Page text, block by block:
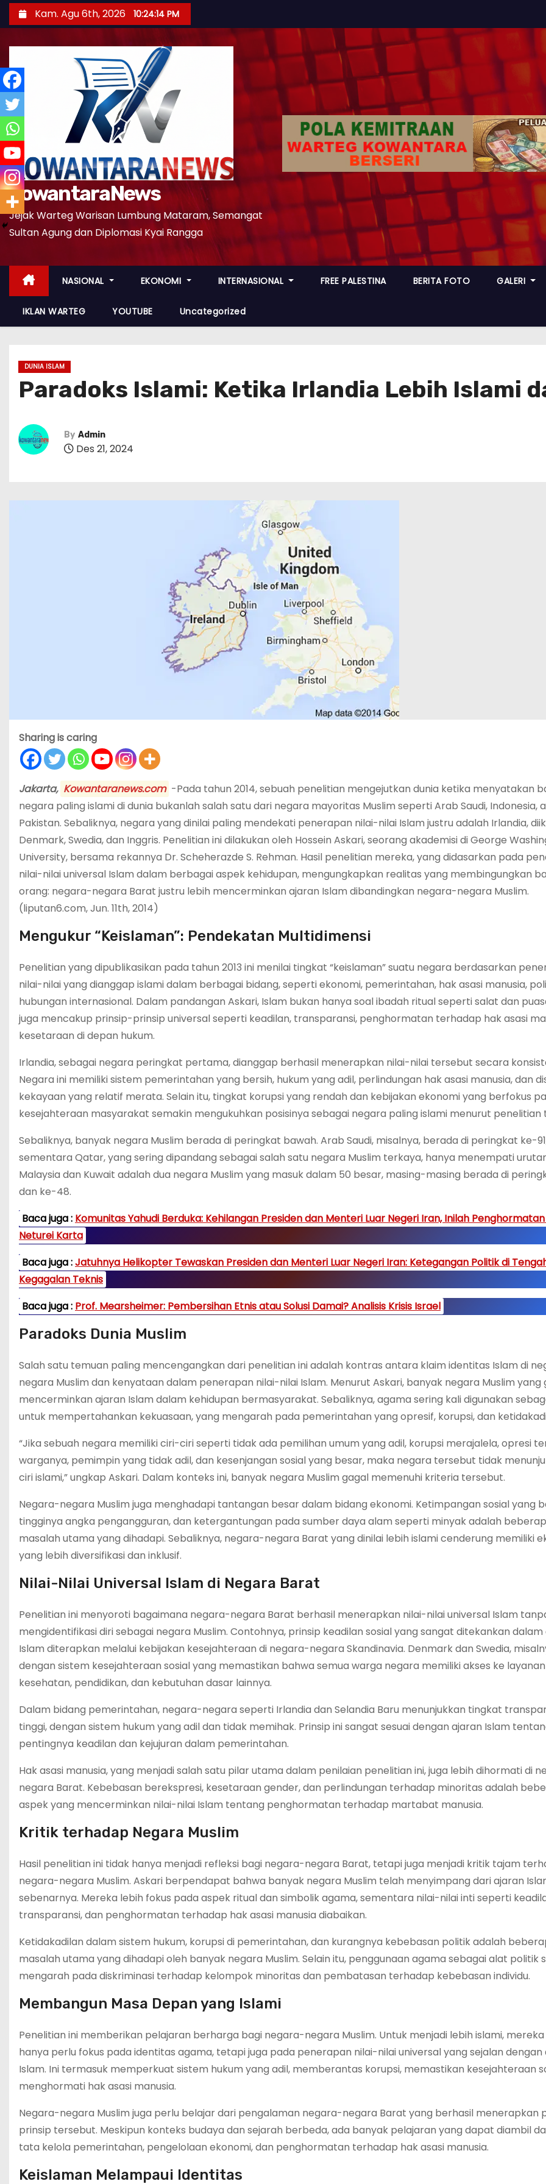
k
t
o
n
e
t
Kam. Agu 6th, 2026 10:24:15 PM
KowantaraNews
Jejak Warteg Warisan Lumbung Mataram, Semangat
Sultan Agung dan Diplomasi Kyai Rangga
NASIONAL EKONOMI INTERNASIONAL FREE PALESTINA BERITA FOTO GALERI
IKLAN WARTEG YOUTUBE Uncategorized
DUNIA ISLAM
Paradoks Islami: Ketika Irlandia Lebih Islami
By Admin
Des 21, 2024
Sharing is caring
Jakarta, Kowantaranews.com -Pada tahun 2014, sebuah penelitian mengejutkan dunia ketika menyatakan
negara paling islami di dunia bukanlah salah satu dari negara mayoritas Muslim seperti Arab Saudi, Indonesia,
Pakistan. Sebaliknya, negara yang dinilai paling mendekati penerapan nilai-nilai Islam justru adalah Irlandia,
Denmark, Swedia, dan Inggris. Penelitian ini dilakukan oleh Hossein Askari, seorang akademisi di George
University, bersama rekannya Dr. Scheherazde S. Rehman. Hasil penelitian mereka, yang didasarkan pada
nilai-nilai universal Islam dalam berbagai aspek kehidupan, mengungkapkan realitas yang membingungkan
orang: negara-negara Barat justru lebih mencerminkan ajaran Islam dibandingkan negara-negara Muslim.
(liputan6.com, Jun. 11th, 2014)
Mengukur “Keislaman”: Pendekatan Multidimensi
Penelitian yang dipublikasikan pada tahun 2013 ini menilai tingkat “keislaman” suatu negara berdasarkan
nilai-nilai yang dianggap islami dalam berbagai bidang, seperti ekonomi, pemerintahan, hak asasi manusia,
hubungan internasional. Dalam pandangan Askari, Islam bukan hanya soal ibadah ritual seperti salat dan
juga mencakup prinsip-prinsip universal seperti keadilan, transparansi, penghormatan terhadap hak asasi
kesetaraan di depan hukum.
Irlandia, sebagai negara peringkat pertama, dianggap berhasil menerapkan nilai-nilai tersebut secara
Negara ini memiliki sistem pemerintahan yang bersih, hukum yang adil, perlindungan hak asasi manusia, dan
kekayaan yang relatif merata. Selain itu, tingkat korupsi yang rendah dan kebijakan ekonomi yang berfokus
kesejahteraan masyarakat semakin mengukuhkan posisinya sebagai negara paling islami menurut penelitian
Sebaliknya, banyak negara Muslim berada di peringkat bawah. Arab Saudi, misalnya, berada di peringkat ke-
sementara Qatar, yang sering dipandang sebagai salah satu negara Muslim terkaya, hanya menempati urutan
Malaysia dan Kuwait adalah dua negara Muslim yang masuk dalam 50 besar, masing-masing berada di
dan ke-48.
Baca juga : Komunitas Yahudi Berduka: Kehilangan Presiden dan Menteri Luar Negeri Iran, Inilah
Neturei Karta
Baca juga :Jatuhnya Helikopter Tewaskan Presiden dan Menteri Luar Negeri Iran: Ketegangan Politik di
Kegagalan Teknis
Baca juga : Prof. Mearsheimer: Pembersihan Etnis atau Solusi Damai? Analisis Krisis Israel
Paradoks Dunia Muslim
Salah satu temuan paling mencengangkan dari penelitian ini adalah kontras antara klaim identitas Islam di
negara Muslim dan kenyataan dalam penerapan nilai-nilai Islam. Menurut Askari, banyak negara Muslim yang
mencerminkan ajaran Islam dalam kehidupan bermasyarakat. Sebaliknya, agama sering kali digunakan
untuk mempertahankan kekuasaan, yang mengarah pada pemerintahan yang opresif, korupsi, dan
“Jika sebuah negara memiliki ciri-ciri seperti tidak ada pemilihan umum yang adil, korupsi merajalela, opresi
warganya, pemimpin yang tidak adil, dan kesenjangan sosial yang besar, maka negara tersebut tidak
ciri islami,” ungkap Askari. Dalam konteks ini, banyak negara Muslim gagal memenuhi kriteria tersebut.
Negara-negara Muslim juga menghadapi tantangan besar dalam bidang ekonomi. Ketimpangan sosial yang
tingginya angka pengangguran, dan ketergantungan pada sumber daya alam seperti minyak adalah
masalah utama yang dihadapi. Sebaliknya, negara-negara Barat yang dinilai lebih islami cenderung memiliki
yang lebih diversifikasi dan inklusif.
Nilai-Nilai Universal Islam di Negara Barat
Penelitian ini menyoroti bagaimana negara-negara Barat berhasil menerapkan nilai-nilai universal Islam
mengidentifikasi diri sebagai negara Muslim. Contohnya, prinsip keadilan sosial yang sangat ditekankan dalam
Islam diterapkan melalui kebijakan kesejahteraan di negara-negara Skandinavia. Denmark dan Swedia,
dengan sistem kesejahteraan sosial yang memastikan bahwa semua warga negara memiliki akses ke layanan
kesehatan, pendidikan, dan kebutuhan dasar lainnya.
Dalam bidang pemerintahan, negara-negara seperti Irlandia dan Selandia Baru menunjukkan tingkat
tinggi, dengan sistem hukum yang adil dan tidak memihak. Prinsip ini sangat sesuai dengan ajaran Islam
pentingnya keadilan dan kejujuran dalam pemerintahan.
Hak asasi manusia, yang menjadi salah satu pilar utama dalam penilaian penelitian ini, juga lebih dihormati di
negara Barat. Kebebasan berekspresi, kesetaraan gender, dan perlindungan terhadap minoritas adalah
aspek yang mencerminkan nilai-nilai Islam tentang penghormatan terhadap martabat manusia.
Kritik terhadap Negara Muslim
Hasil penelitian ini tidak hanya menjadi refleksi bagi negara-negara Barat, tetapi juga menjadi kritik tajam
negara-negara Muslim. Askari berpendapat bahwa banyak negara Muslim telah menyimpang dari ajaran
sebenarnya. Mereka lebih fokus pada aspek ritual dan simbolik agama, sementara nilai-nilai inti seperti
transparansi, dan penghormatan terhadap hak asasi manusia diabaikan.
Ketidakadilan dalam sistem hukum, korupsi di pemerintahan, dan kurangnya kebebasan politik adalah
masalah utama yang dihadapi oleh banyak negara Muslim. Selain itu, penggunaan agama sebagai alat politik
mengarah pada diskriminasi terhadap kelompok minoritas dan pembatasan terhadap kebebasan individu.
Membangun Masa Depan yang Islami
Penelitian ini memberikan pelajaran berharga bagi negara-negara Muslim. Untuk menjadi lebih islami,
hanya perlu fokus pada identitas agama, tetapi juga pada penerapan nilai-nilai universal yang sejalan dengan
Islam. Ini termasuk memperkuat sistem hukum yang adil, memberantas korupsi, memastikan kesejahteraan
menghormati hak asasi manusia.
Negara-negara Muslim juga perlu belajar dari pengalaman negara-negara Barat yang berhasil menerapkan
prinsip tersebut. Meskipun konteks budaya dan sejarah berbeda, ada banyak pelajaran yang dapat diambil
tata kelola pemerintahan, pengelolaan ekonomi, dan penghormatan terhadap hak asasi manusia.
Keislaman Melampaui Identitas